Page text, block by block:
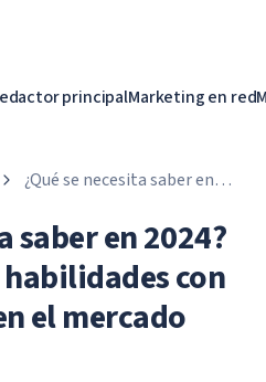
principalMarketing en red
¿Qué se necesita saber en
habilidades con más
demanda en el mercado
laboral
saber en 2024?
con
el mercado